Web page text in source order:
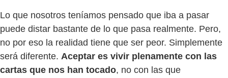
Lo que nosotros teníamos pensado que iba a pasar
puede distar bastante de lo que pasa realmente. Pero,
no por eso la realidad tiene que ser peor. Simplemente
será diferente. Aceptar es vivir plenamente con las
cartas que nos han tocado, no con las que